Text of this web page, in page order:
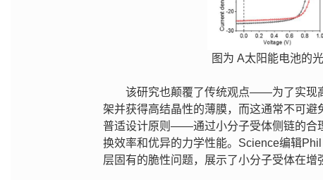
图为 A太阳能电池的
该研究也颠覆了传统观点——为了实现
架并获得高结晶性的薄膜，而这通常不可
普适设计原则——通过小分子受体侧链的合
换效率和优异的力学性能。Science编辑
层固有的脆性问题，展示了小分子受体在